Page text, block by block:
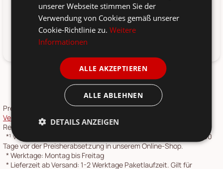
Eimer für Wichtel, Ideal für die Wichteltür Umgebung. Von den
Gamle Apotek. Hier online bestellen.
Preise inkl. 19 % MwSt.,Versandkostensiehe
Versandkostenübersicht . DieRücksendung
Retourenportal möglich.
*¹vorher: Entspricht dem niedrigsten Gesamtpreis der letzten 30
Tage vor der Preisherabsetzung in unserem Online-Shop.
*Werktage: Montag bis Freitag
* Lieferzeit ab Versand: 1-2 Werktage Paketlaufzeit. Gilt für
unserer Webseite stimmen Sie der
Verwendung von Cookies gemäß unserer
Cookie-Richtlinie zu.Weitere
Informationen
ALLE AKZEPTIEREN
ALLE ABLEHNEN
DETAILS ANZEIGEN